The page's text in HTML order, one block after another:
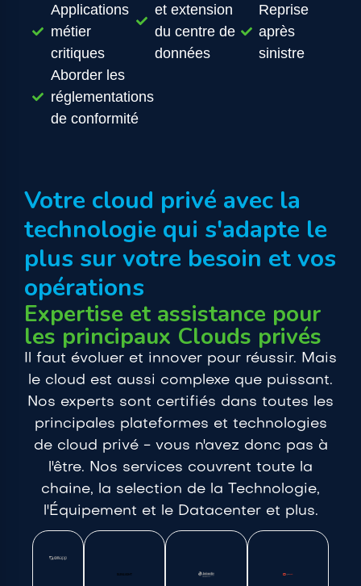
Applications
métier
critiques
Aborder les
réglementations
de conformité
et extension
du centre de
données
Reprise
après
sinistre
Votre cloud privé avec la
technologie qui s'adapte le
plus sur votre besoin et vos
opérations
Expertise et assistance pour
les principaux Clouds privés
Il faut évoluer et innover pour réussir. Mais
le cloud est aussi complexe que puissant.
Nos experts sont certifiés dans toutes les
principales plateformes et technologies
de cloud privé - vous n'avez donc pas à
l'être. Nos services couvrent toute la
chaine, la selection de la Technologie,
l'Équipement et le Datacenter et plus.